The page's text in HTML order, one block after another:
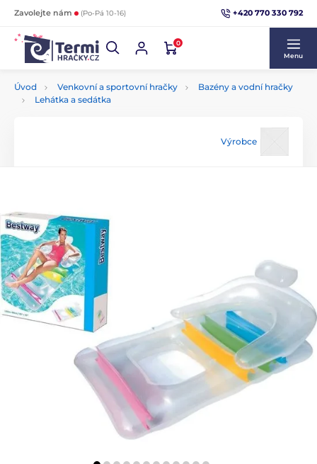
Zavolejte nám (Po-Pá 10-16) +420 770 330 792
0
Menu
Úvod Venkovní a sportovní hračky
Bazény a vodní hračky
Lehátka a sedátka
Výrobce